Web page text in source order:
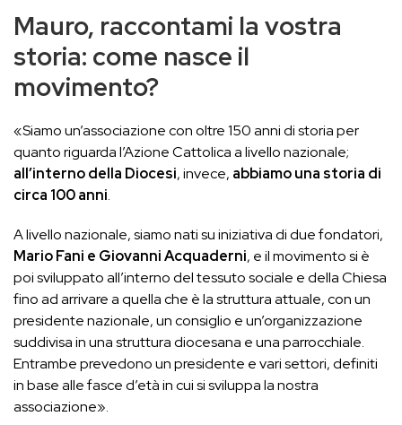
Mauro, raccontami la vostra
storia: come nasce il
movimento?
«Siamo un’associazione con oltre 150 anni di storia per
quanto riguarda l’Azione Cattolica a livello nazionale;
all’interno della Diocesi, invece, abbiamo una storia di
circa 100 anni.
A livello nazionale, siamo nati su iniziativa di due fondatori,
Mario Fani e Giovanni Acquaderni, e il movimento si è
poi sviluppato all’interno del tessuto sociale e della Chiesa
fino ad arrivare a quella che è la struttura attuale, con un
presidente nazionale, un consiglio e un’organizzazione
suddivisa in una struttura diocesana e una parrocchiale.
Entrambe prevedono un presidente e vari settori, definiti
in base alle fasce d’età in cui si sviluppa la nostra
associazione».